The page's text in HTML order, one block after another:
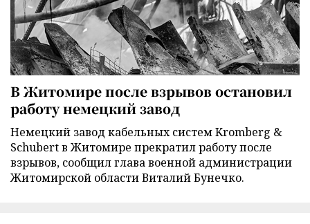
В Житомире после взрывов остановил
работу немецкий завод
Немецкий завод кабельных систем Kromberg &
Schubert в Житомире прекратил работу после
взрывов, сообщил глава военной администрации
Житомирской области Виталий Бунечко.